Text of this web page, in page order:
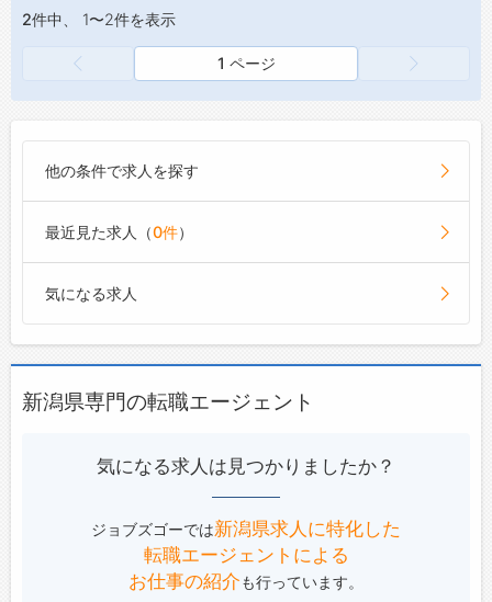
・面倒見が良い先輩が多く、和気あいあいと仲
・困っているときに助けてくれるカッコいい先
輩、失敗して落ち込んでいるときに優しく声を
て元気を出してくれる先輩、できたときに褒め
てくれるあたたかくて優しい先輩方の背中を見
・仕事中はキビキビしている印象ですが、休憩
の時はしっかり休みながらくだらない話もして
楽しく過ごせるので、メリハリをつけて働けま
ているので、とても働きやすい職場です♪
【社風】
■明るい未来を創造することを目指して、4つ
きる力を養い、働く充実感を重視しています◎
2）あんしん：長く働ける職場・リスク低減
3）ワクワク：モチベーションアップ・新しい
車体験
4）HAPPY：達成感・充実感・おもてなし・感
トータルフードカンパニーとして「安全・安心
でおいしい」をモットーに事業を展開していま
■福祉施設
め、食に対する楽しみが損なわれないように調
理方法と味付けなどを工夫しています。
彩り良く季節感のある、誰もが楽しみになる美
味しい食事を提供しています。
に努めています。
「健康は食から」の視点で、治療効果を高める
ことに繋がる、彩り良く季節感のある、患者様
す。
の楽しさを実現。
食べて健康、食べて成長、見た目にも楽しい、
うれしい食事を提供しています。
健やかな成長を促す食の価値にこだわり続けま
す。
2件中、 1〜2件を表示
1 ページ
他の条件で求人を探す
最近見た求人（0件）
気になる求人
新潟県専門の転職エージェント
気になる求人は見つかりましたか？
ジョブズゴーでは新潟県求人に特化した
転職エージェントによる
お仕事の紹介も行っています。